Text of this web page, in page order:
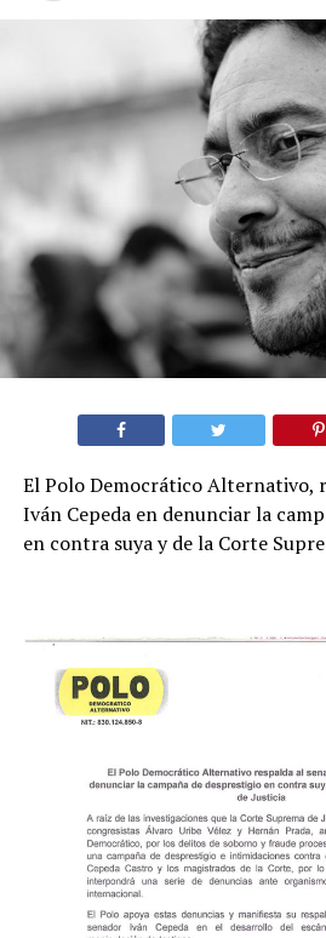
El Polo Democrático Alternativo,
Iván Cepeda en denunciar la
en contra suya y de la Corte